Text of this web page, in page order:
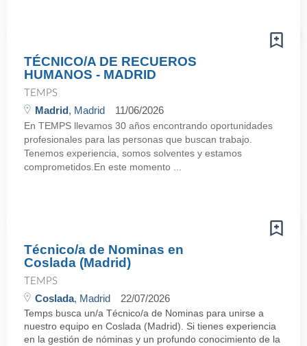
TÉCNICO/A DE RECUEROS
HUMANOS - MADRID
TEMPS
Madrid, Madrid 11/06/2026
En TEMPS llevamos 30 años encontrando oportunidades
profesionales para las personas que buscan trabajo.
Tenemos experiencia, somos solventes y estamos
comprometidos.En este momento ...
Técnico/a de Nominas en
Coslada (Madrid)
TEMPS
Coslada, Madrid 22/07/2026
Temps busca un/a Técnico/a de Nominas para unirse a
nuestro equipo en Coslada (Madrid). Si tienes experiencia
en la gestión de nóminas y un profundo conocimiento de la